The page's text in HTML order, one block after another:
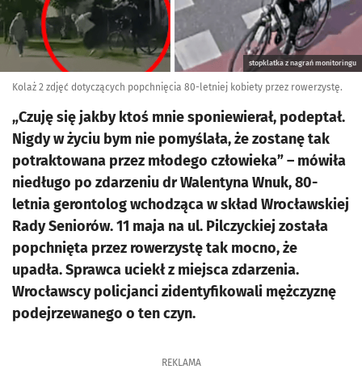
stopklatka z nagrań monitoringu
Kolaż 2 zdjęć dotyczących popchnięcia 80-letniej kobiety przez rowerzystę.
„Czuję się jakby ktoś mnie sponiewierał, podeptał.
Nigdy w życiu bym nie pomyślała, że zostanę tak
potraktowana przez młodego człowieka” – mówiła
niedługo po zdarzeniu dr Walentyna Wnuk, 80-
letnia gerontolog wchodząca w skład Wrocławskiej
Rady Seniorów. 11 maja na ul. Pilczyckiej została
popchnięta przez rowerzystę tak mocno, że
upadła. Sprawca uciekł z miejsca zdarzenia.
Wrocławscy policjanci zidentyfikowali mężczyznę
podejrzewanego o ten czyn.
REKLAMA